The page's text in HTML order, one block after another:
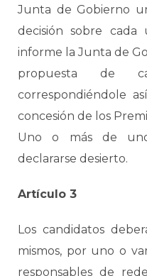
Junta de Gobierno
decisión sobre cada
informe la Junta de
propuesta de
correspondiéndole
concesión de los
Uno o más de
declararse desierto.
Artículo 3
Los candidatos
mismos, por uno o
responsables de